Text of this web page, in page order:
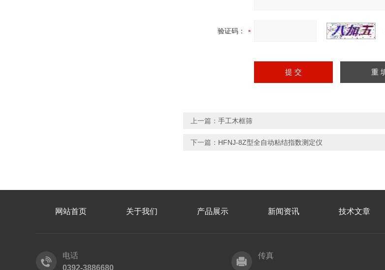
验证码：
上一篇： 手工木框筛
下一篇： HFNJ-8Z型全自动粘结指数测定仪
网站首页 关于我们 产品展示 新闻资讯 技术文章
电话
0392-3886680
传真